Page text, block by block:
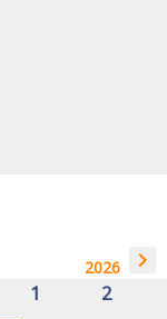
2026 navigate_next
1
2